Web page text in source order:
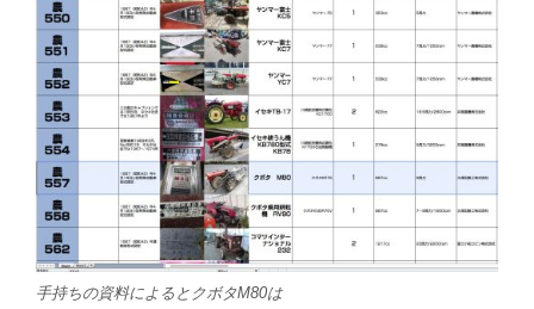
手持ちの資料によるとクボタM80は